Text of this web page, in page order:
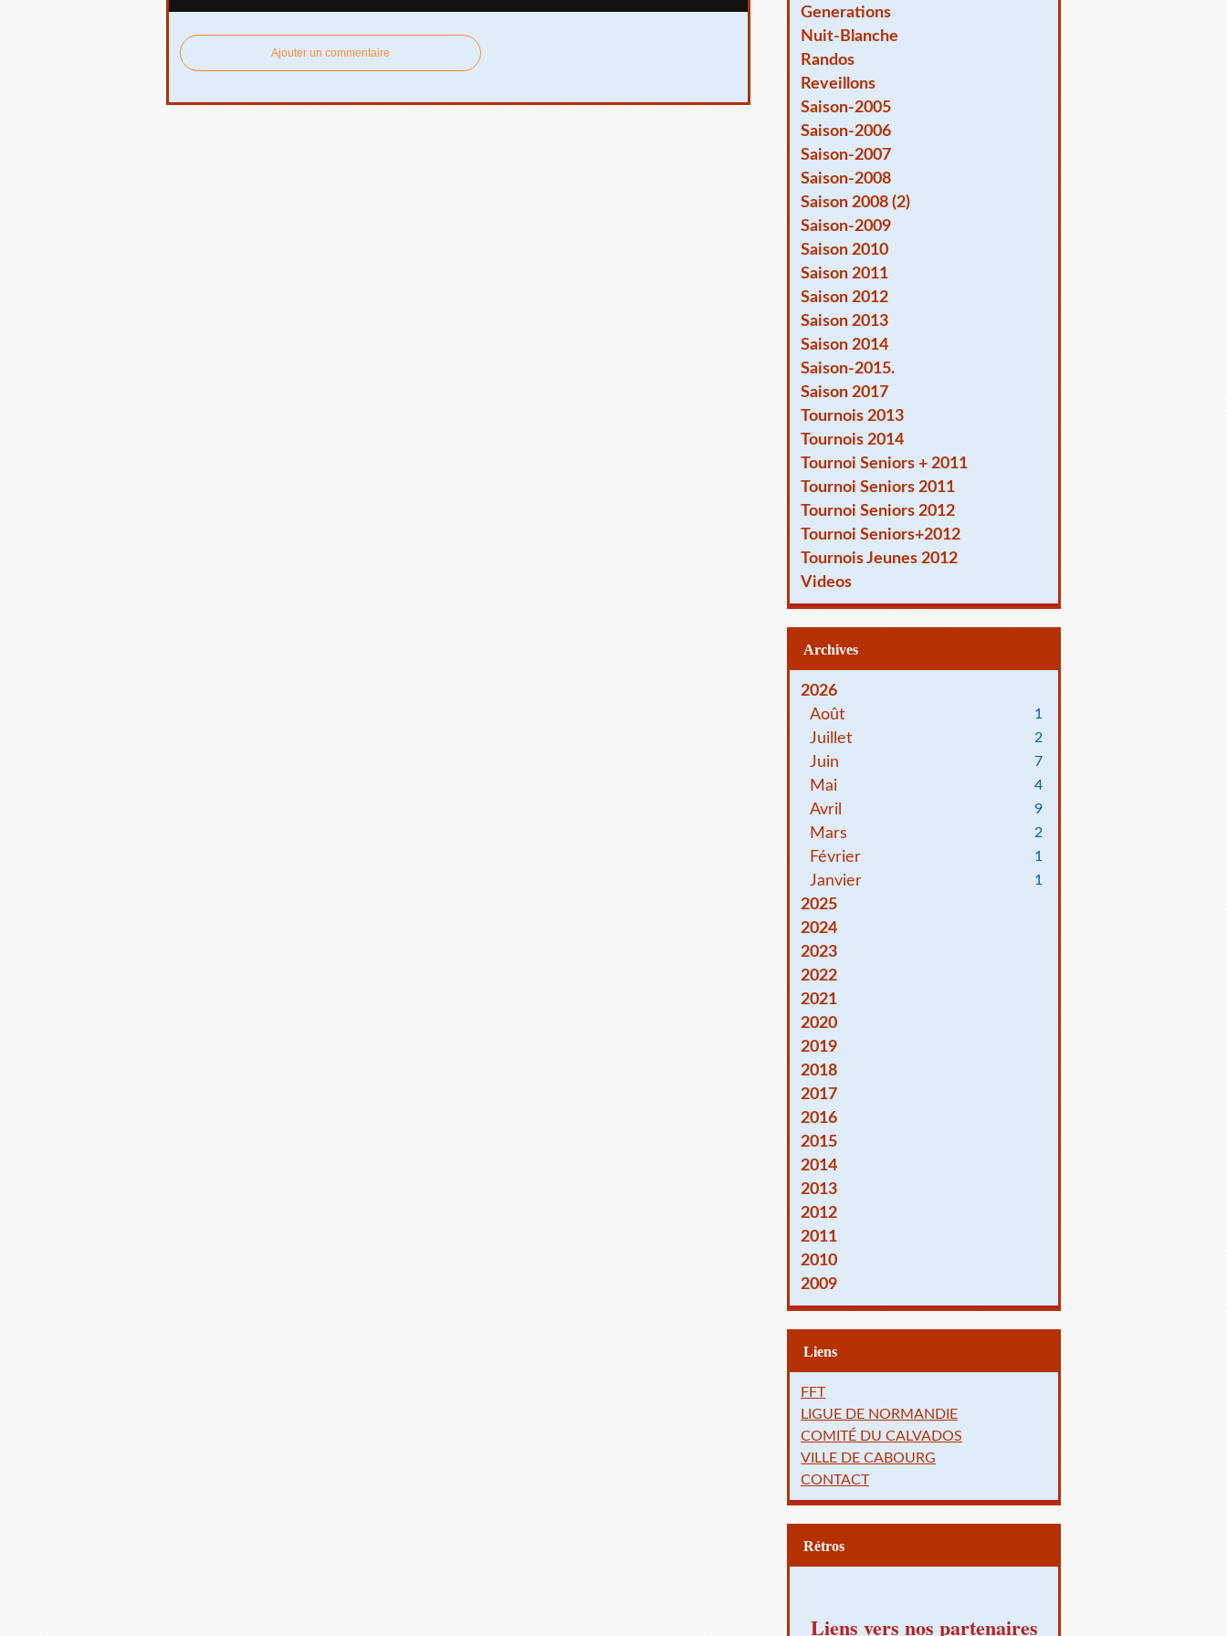
Ajouter un commentaire
Generations
Nuit-Blanche
Randos
Reveillons
Saison-2005
Saison-2006
Saison-2007
Saison-2008
Saison 2008 (2)
Saison-2009
Saison 2010
Saison 2011
Saison 2012
Saison 2013
Saison 2014
Saison-2015.
Saison 2017
Tournois 2013
Tournois 2014
Tournoi Seniors + 2011
Tournoi Seniors 2011
Tournoi Seniors 2012
Tournoi Seniors+2012
Tournois Jeunes 2012
Videos
Archives
2026
Août
1
Juillet 2
Juin 7
Mai 4
Avril 9
Mars 2
Février 1
Janvier 1
2025
2024
2023
2022
2021
2020
2019
2018
2017
2016
2015
2014
2013
2012
2011
2010
2009
Liens
FFT
LIGUE DE NORMANDIE
COMITÉ DU CALVADOS
VILLE DE CABOURG
CONTACT
Rétros
Liens vers nos partenaires